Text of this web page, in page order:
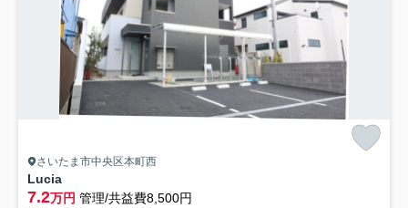
さいたま市中央区本町西
Lucia
7.2万円 管理/共益費8,500円